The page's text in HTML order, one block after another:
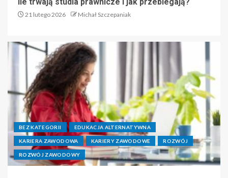
21 lutego 2026 Michał Szczepaniak
BEZ KATEGORII EDUKACJA ALTERNATYWNA
KARIERA ZAWODOWA KARIERY ZAWODOWE ROZWÓJ
ROZWÓJ ZAWODOWY